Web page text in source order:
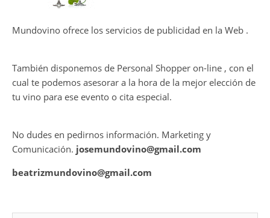
Mundovino ofrece los servicios de publicidad en la Web .
También disponemos de Personal Shopper on-line , con el
cual te podemos asesorar a la hora de la mejor elección de
tu vino para ese evento o cita especial.
No dudes en pedirnos información. Marketing y
Comunicación. josemundovino@gmail.com
beatrizmundovino@gmail.com